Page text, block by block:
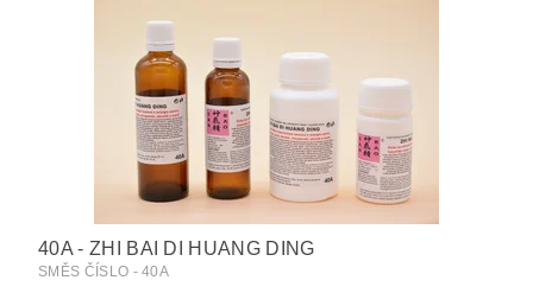
40A - ZHI BAI DI HUANG DING
SMĚS ČÍSLO - 40A